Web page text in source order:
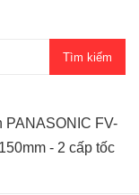
Tìm kiếm
PANASONIC FV-
- 2 cấp tốc